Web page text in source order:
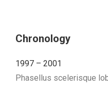
Chronology
1997 – 2001
Phasellus scelerisque